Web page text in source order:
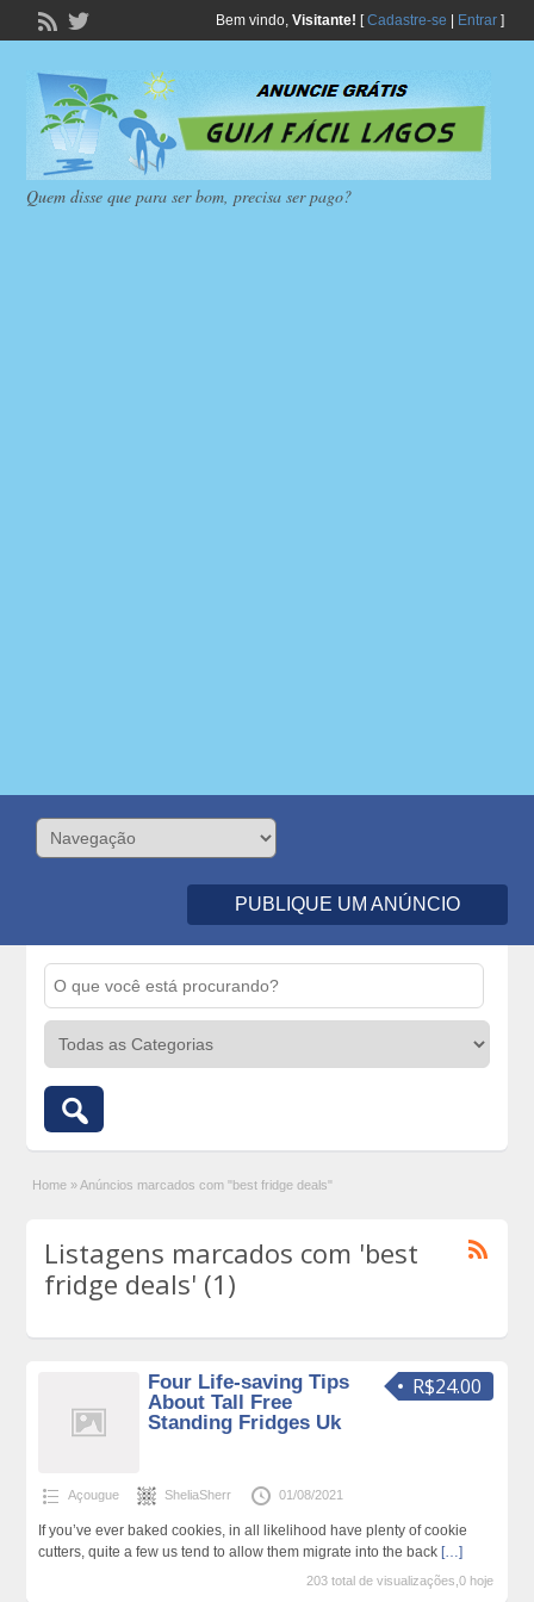
Bem vindo, Visitante! [Cadastre-se Entrar]
Quem disse que para ser bom, precisa ser pago?
PUBLIQUE UM ANÚNCIO
Home » Anúncios marcados com "best fridge deals"
Listagens marcados com 'best
fridge deals' (1)
R$24.00
Four Life-saving Tips
About Tall Free
Standing Fridges Uk
Açougue SheliaSherr 01/08/2021
If you’ve ever baked cookies, in all likelihood have plenty of cookie
cutters, quite a few us tend to allow them migrate into the back […]
203 total de visualizações,0 hoje